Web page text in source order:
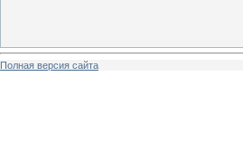
Полная версия сайта